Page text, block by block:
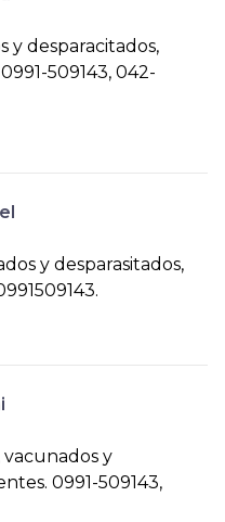
y desparacitados,
509143, 042-
y desparasitados,
vacunados y
0991-509143,